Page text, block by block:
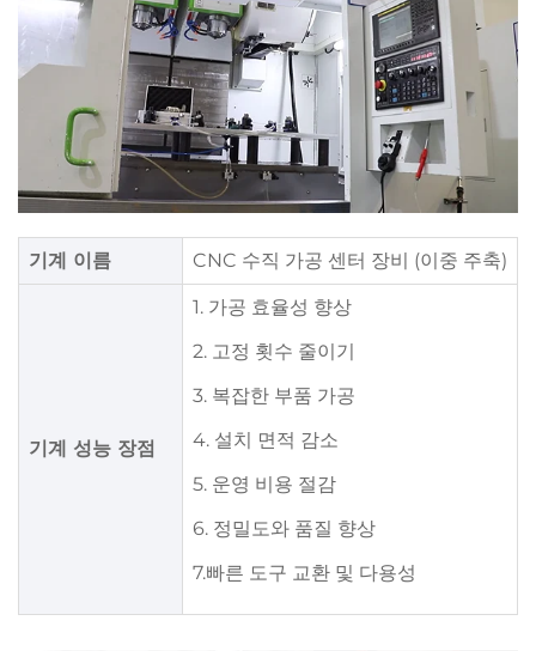
기계 이름 CNC 수직 가공 센터 장비 (이중 주축)
기계 성능 장점
1. 가공 효율성 향상
2. 고정 횟수 줄이기
3. 복잡한 부품 가공
4. 설치 면적 감소
5. 운영 비용 절감
6. 정밀도와 품질 향상
7.빠른 도구 교환 및 다용성